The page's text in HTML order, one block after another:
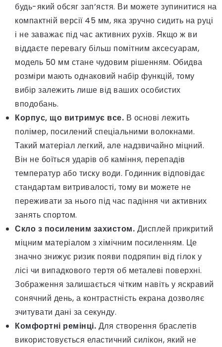
будь-який обсяг зап’ястя. Ви можете зупинитися на
компактній версії 45 мм, яка зручно сидить на руці
і не заважає під час активних рухів. Якщо ж ви
віддаєте перевагу більш помітним аксесуарам,
модель 50 мм стане чудовим рішенням. Обидва
розміри мають однаковий набір функцій, тому
вибір залежить лише від ваших особистих
вподобань.
Корпус, що витримує все. В основі лежить
полімер, посилений спеціальними волокнами.
Такий матеріал легкий, але надзвичайно міцний.
Він не боїться ударів об каміння, перепадів
температур або тиску води. Годинник відповідає
стандартам витривалості, тому ви можете не
переживати за нього під час падіння чи активних
занять спортом.
Скло з посиленим захистом. Дисплей прикритий
міцним матеріалом з хімічним посиленням. Це
значно знижує ризик появи подряпин від гілок у
лісі чи випадкового тертя об металеві поверхні.
Зображення залишається чітким навіть у яскравий
сонячний день, а контрастність екрана дозволяє
зчитувати дані за секунду.
Комфортні ремінці. Для створення браслетів
використовується еластичний силікон, який не